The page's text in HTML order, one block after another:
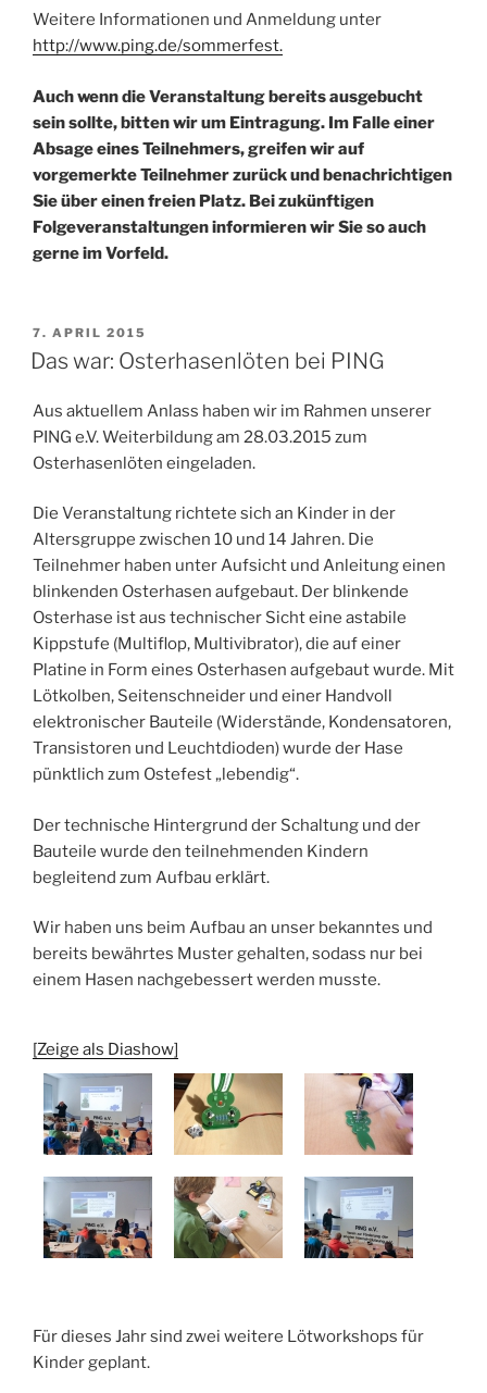
Weitere Informationen und Anmeldung unter
http://www.ping.de/sommerfest.
Auch wenn die Veranstaltung bereits ausgebucht
sein sollte, bitten wir um Eintragung. Im Falle einer
Absage eines Teilnehmers, greifen wir auf
vorgemerkte Teilnehmer zurück und benachrichtigen
Sie über einen freien Platz. Bei zukünftigen
Folgeveranstaltungen informieren wir Sie so auch
gerne im Vorfeld.
VERÖFFENTLICHT
AM
7. APRIL 2015
Das war: Osterhasenlöten bei PING
Aus aktuellem Anlass haben wir im Rahmen unserer
PING e.V. Weiterbildung am 28.03.2015 zum
Osterhasenlöten eingeladen.
Die Veranstaltung richtete sich an Kinder in der
Altersgruppe zwischen 10 und 14 Jahren. Die
Teilnehmer haben unter Aufsicht und Anleitung einen
blinkenden Osterhasen aufgebaut. Der blinkende
Osterhase ist aus technischer Sicht eine astabile
Kippstufe (Multiflop, Multivibrator), die auf einer
Platine in Form eines Osterhasen aufgebaut wurde. Mit
Lötkolben, Seitenschneider und einer Handvoll
elektronischer Bauteile (Widerstände, Kondensatoren,
Transistoren und Leuchtdioden) wurde der Hase
pünktlich zum Ostefest „lebendig“.
Der technische Hintergrund der Schaltung und der
Bauteile wurde den teilnehmenden Kindern
begleitend zum Aufbau erklärt.
Wir haben uns beim Aufbau an unser bekanntes und
bereits bewährtes Muster gehalten, sodass nur bei
einem Hasen nachgebessert werden musste.
[Zeige als Diashow]
Für dieses Jahr sind zwei weitere Lötworkshops für
Kinder geplant.